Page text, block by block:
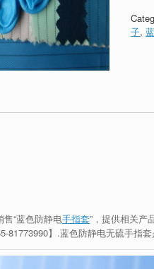
子,
“蓝色防静电手指套”，提供相关产
81773990】.蓝色防静电无硫手指